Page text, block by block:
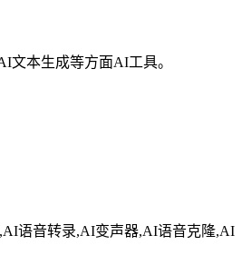
文本生成等方面AI工具。
语音转录,AI变声器,AI语音克隆,AI